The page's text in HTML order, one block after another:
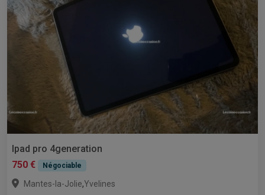
Ipad pro 4generation
750 €
Négociable
Mantes-la-Jolie,Yvelines